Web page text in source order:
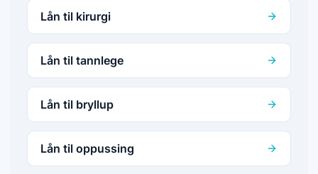
Lån til kirurgi
Lån til tannlege
Lån til bryllup
Lån til oppussing